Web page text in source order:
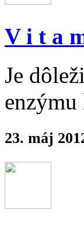
V i t a
Je
23. máj